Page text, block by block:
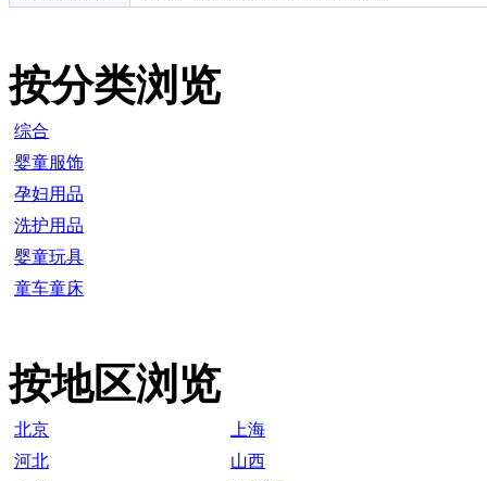
按分类浏览
综合
婴童服饰
孕妇用品
洗护用品
婴童玩具
童车童床
按地区浏览
北京
上海
河北
山西